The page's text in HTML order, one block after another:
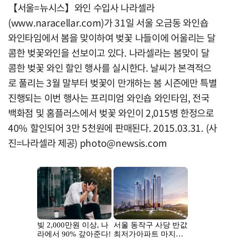
【서울=뉴시스】와인 수입사 나라셀라
(www.naracellar.com)가 31일 서울 오금동 와인숍
와인타임에서 봄을 맞이하여 벚꽃 나들이에 어울리는 달
콤한 벚꽃와인을 선보이고 있다. 나라셀라는 봄맞이 달
콤한 벚꽃 와인 할인 행사를 실시한다. 날씨가 본격적으
로 풀리는 3월 말부터 벚꽃이 만개하는 봄 시즌에만 특별
진행되는 이번 행사는 프리미엄 와인숍 와인타임, 전국
백화점 및 홈플러스에서 벚꽃 와인이 2,015병 한정으로
40% 할인되어 3만 5천원에 판매된다. 2015.03.31. (사
진=나라셀라 제공) photo@newsis.com